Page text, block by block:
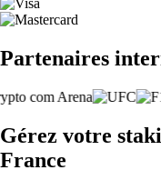
Partenaires
Gérez votre
France